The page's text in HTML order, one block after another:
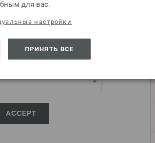
States of America
ACCEPT
для вас.
настройки
ПРИНЯТЬ ВСЕ
Добавить в избранное
Чулочные спицы Design-Holz
Чулочные спицы LANA GROSSA
8,82 €
без учета